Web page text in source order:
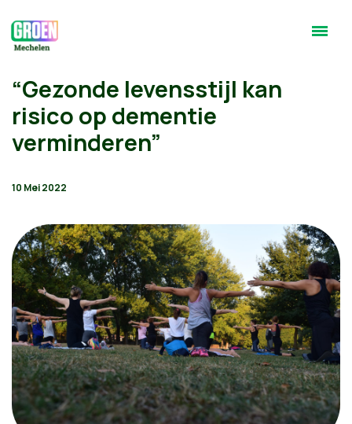
“Gezonde levensstijl kan
risico op dementie
verminderen”
10 Mei 2022